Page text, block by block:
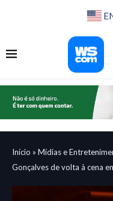
Início » Mídias e
Gonçalves de volta à cena